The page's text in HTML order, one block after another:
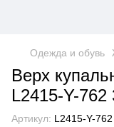
Одежда и обувь
Верх
L2415-Y-762
Артикул: L2415-Y-762